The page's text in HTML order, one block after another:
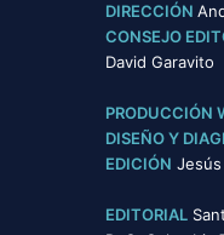
DIRECCIÓN
CONSEJO
David Garavito
PRODUCCIÓN
DISEÑO Y
EDICIÓN Jesús
EDITORIAL